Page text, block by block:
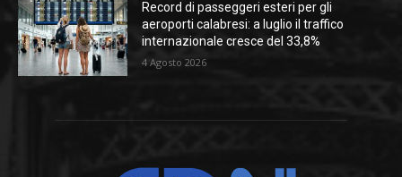
Record di passeggeri esteri per gli
aeroporti calabresi: a luglio il traffico
internazionale cresce del 33,8%
4 Agosto 2026